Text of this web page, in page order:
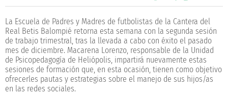
La Escuela de Padres y Madres de futbolistas de la Cantera del
Real Betis Balompié retorna esta semana con la segunda sesión
de trabajo trimestral, tras la llevada a cabo con éxito el pasado
mes de diciembre. Macarena Lorenzo, responsable de la Unidad
de Psicopedagogía de Heliópolis, impartirá nuevamente estas
sesiones de formación que, en esta ocasión, tienen como objetivo
ofrecerles pautas y estrategias sobre el manejo de sus hijos/as
en las redes sociales.